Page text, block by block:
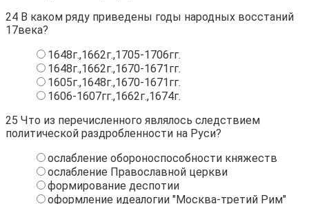
24 В каком ряду приведены годы народных восстаний
17века?
1648г.,1662г.,1705-1706гг.
1648г.,1662г.,1670-1671гг.
1605г.,1648г.,1670-1671гг.
1606-1607гг.,1662г.,1674г.
25 Что из перечисленного являлось следствием
политической раздробленности на Руси?
ослабление обороноспособности княжеств
ослабление Православной церкви
формирование деспотии
оформление идеалогии "Москва-третий Рим"